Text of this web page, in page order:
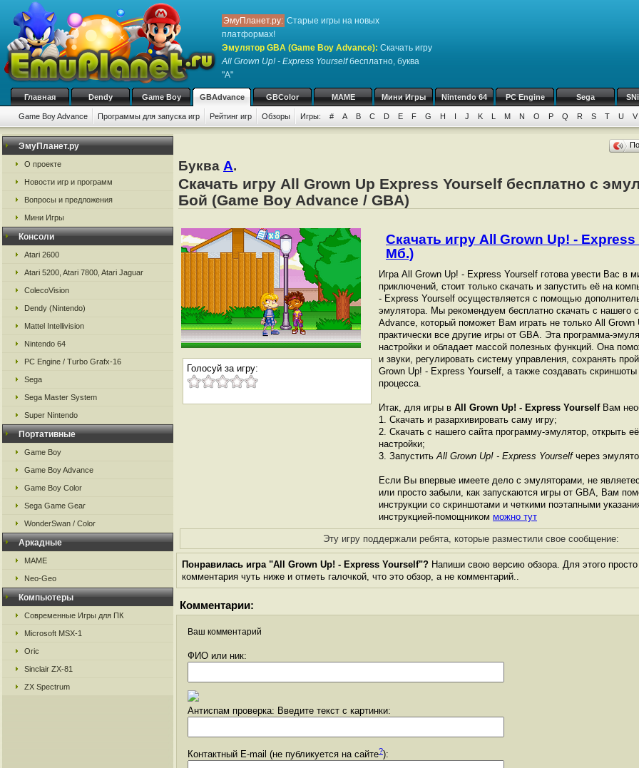
ЭмуПланет.ру: Старые игры на новых
платформах!
Эмулятор GBA (Game Boy Advance): Скачать игру
All Grown Up! - Express Yourselfбесплатно, буква
"A"
Главная Dendy Game Boy GBAdvance GBColor MAME Мини Игры Nintendo 64 PC Engine Sega
Game Boy Advance Программы для запуска игр Рейтинг игр Обзоры Игры: # A B C D E F G H I J K L M N O P Q R S T U V
ЭмуПланет.ру
О проекте
Новости игр и программ
Вопросы и предложения
Мини Игры
Консоли
Atari 2600
Atari 5200, Atari 7800, Atari Jaguar
ColecoVision
Dendy (Nintendo)
Mattel Intellivision
Nintendo 64
PC Engine / Turbo Grafx-16
Sega
Sega Master System
Super Nintendo
Портативные
Game Boy
Game Boy Advance
Game Boy Color
Sega Game Gear
WonderSwan / Color
Аркадные
MAME
Neo-Geo
Компьютеры
Современные Игры для ПК
Microsoft MSX-1
Oric
Sinclair ZX-81
ZX Spectrum
Буква A.
Скачать игру All Grown Up Express Yourself бесплатно с
Бой (Game Boy Advance / GBA)
Голосуй за игру:
Скачать игру All Grown Up! - Express
Мб.)
Игра All Grown Up! - Express Yourself готова увести Вас в
приключений, стоит только скачать и запустить её на
- Express Yourself осуществляется с помощью
эмулятора. Мы рекомендуем бесплатно скачать с нашего
Advance, который поможет Вам играть не только All
практически все другие игры от GBА. Эта программа-
настройки и обладает массой полезных функций. Она
и звуки, регулировать систему управления, сохранять
Grown Up! - Express Yourself, а также создавать скриншоты
процесса.
Итак, для игры в All Grown Up! - Express YourselfВам
1. Скачать и разархивировать саму игру;
2. Скачать с нашего сайта программу-эмулятор, открыть
настройки;
3. ЗапуститьAll Grown Up! - Express Yourselfчерез
Если Вы впервые имеете дело с эмуляторами, не
или просто забыли, как запускаются игры от GBА, Вам
инструкции со скриншотами и четкими поэтапными
инструкцией-помощником можно тут
Эту игру поддержали ребята, которые разместили свое сообщение:
Понравилась игра "All Grown Up! - Express Yourself"? Напиши свою версию обзора. Для этого
комментария чуть ниже и отметь галочкой, что это обзор, а не комментарий..
Комментарии:
Ваш комментарий
ФИО или ник:
Антиспам проверка: Введите текст с картинки:
Контактный E-mail (не публикуется на сайте?):